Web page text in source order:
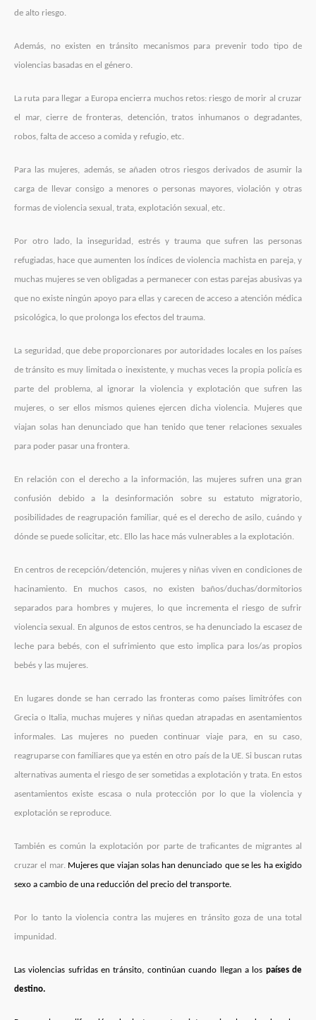
de alto riesgo.
Además, no existen en tránsito mecanismos para prevenir todo tipo de
violencias basadas en el género.
La ruta para llegar a Europa encierra muchos retos: riesgo de morir al cruzar
el mar, cierre de fronteras, detención, tratos inhumanos o degradantes,
robos, falta de acceso a comida y refugio, etc.
Para las mujeres, además, se añaden otros riesgos derivados de asumir la
carga de llevar consigo a menores o personas mayores, violación y otras
formas de violencia sexual, trata, explotación sexual, etc.
Por otro lado, la inseguridad, estrés y trauma que sufren las personas
refugiadas, hace que aumenten los índices de violencia machista en pareja, y
muchas mujeres se ven obligadas a permanecer con estas parejas abusivas ya
que no existe ningún apoyo para ellas y carecen de acceso a atención médica
psicológica, lo que prolonga los efectos del trauma.
La seguridad, que debe proporcionares por autoridades locales en los países
de tránsito es muy limitada o inexistente, y muchas veces la propia policía es
parte del problema, al ignorar la violencia y explotación que sufren las
mujeres, o ser ellos mismos quienes ejercen dicha violencia. Mujeres que
viajan solas han denunciado que han tenido que tener relaciones sexuales
para poder pasar una frontera.
En relación con el derecho a la información, las mujeres sufren una gran
confusión debido a la desinformación sobre su estatuto migratorio,
posibilidades de reagrupación familiar, qué es el derecho de asilo, cuándo y
dónde se puede solicitar, etc. Ello las hace más vulnerables a la explotación.
En centros de recepción/detención, mujeres y niñas viven en condiciones de
hacinamiento. En muchos casos, no existen baños/duchas/dormitorios
separados para hombres y mujeres, lo que incrementa el riesgo de sufrir
violencia sexual. En algunos de estos centros, se ha denunciado la escasez de
leche para bebés, con el sufrimiento que esto implica para los/as propios
bebés y las mujeres.
En lugares donde se han cerrado las fronteras como países limitrófes con
Grecia o Italia, muchas mujeres y niñas quedan atrapadas en asentamientos
informales. Las mujeres no pueden continuar viaje para, en su caso,
reagruparse con familiares que ya estén en otro país de la UE. Si buscan rutas
alternativas aumenta el riesgo de ser sometidas a explotación y trata. En estos
asentamientos existe escasa o nula protección por lo que la violencia y
explotación se reproduce.
También es común la explotación por parte de traficantes de migrantes al
cruzar el mar. Mujeres que viajan solas han denunciado que se les ha exigido
sexo a cambio de una reducción del precio del transporte.
Por lo tanto la violencia contra las mujeres en tránsito goza de una total
impunidad.
Las violencias sufridas en tránsito, continúan cuando llegan a los países de
destino.